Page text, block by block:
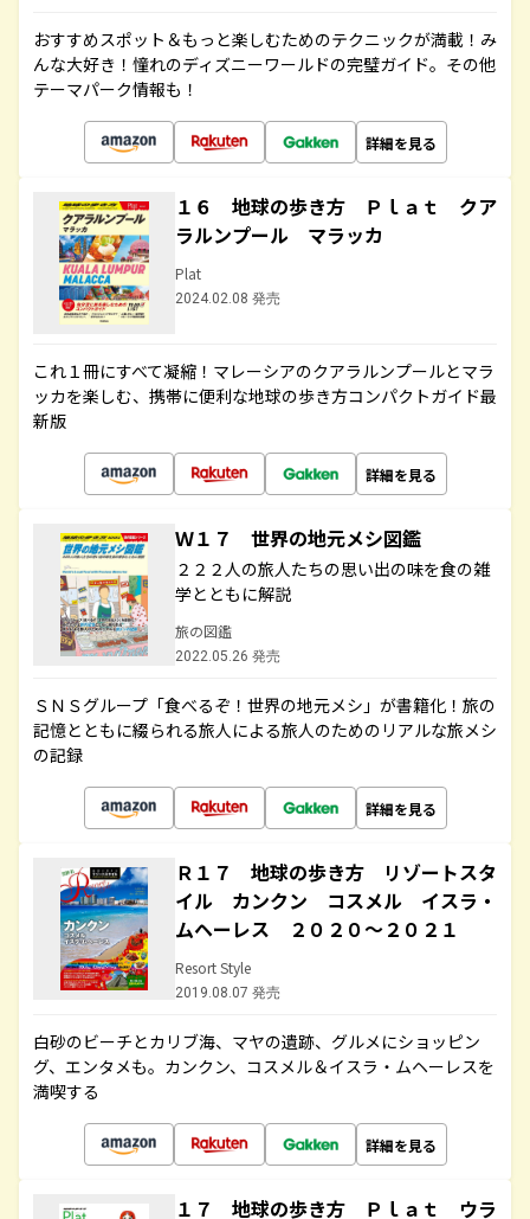
おすすめスポット＆もっと楽しむためのテクニックが満載！み
んな大好き！憧れのディズニーワールドの完璧ガイド。その他
テーマパーク情報も！
詳細を見る
１６ 地球の歩き方 Ｐｌａｔ クア
ラルンプール マラッカ
Plat
2024.02.08 発売
これ１冊にすべて凝縮！マレーシアのクアラルンプールとマラ
ッカを楽しむ、携帯に便利な地球の歩き方コンパクトガイド最
新版
詳細を見る
Ｗ１７ 世界の地元メシ図鑑
２２２人の旅人たちの思い出の味を食の雑
学とともに解説
旅の図鑑
2022.05.26 発売
ＳＮＳグループ「食べるぞ！世界の地元メシ」が書籍化！旅の
記憶とともに綴られる旅人による旅人のためのリアルな旅メシ
の記録
詳細を見る
Ｒ１７ 地球の歩き方 リゾートスタ
イル カンクン コスメル イスラ・
ムヘーレス ２０２０～２０２１
Resort Style
2019.08.07 発売
白砂のビーチとカリブ海、マヤの遺跡、グルメにショッピン
グ、エンタメも。カンクン、コスメル＆イスラ・ムヘーレスを
満喫する
詳細を見る
１７ 地球の歩き方 Ｐｌａｔ ウラ